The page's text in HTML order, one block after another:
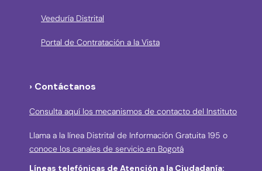
Veeduría Distrital
Portal de Contratación a la Vista
› Contáctanos
Consulta aquí los mecanismos de contacto del Instituto
Llama a la línea Distrital de Información Gratuita 195 o
conoce los canales de servicio en Bogotá
Líneas telefónicas de Atención a la Ciudadanía: